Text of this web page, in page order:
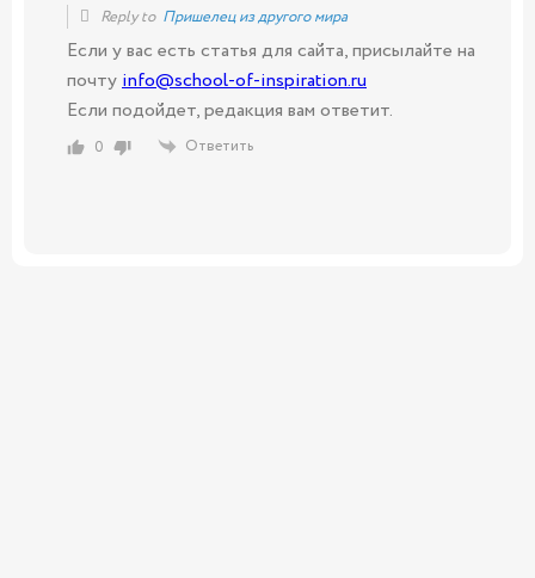
Reply to Пришелец из другого мира
Если у вас есть статья для сайта, присылайте на
почтуinfo@school-of-inspiration.ru
Если подойдет, редакция вам ответит.
0 Ответить